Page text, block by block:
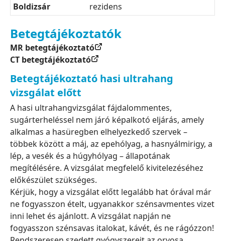
Boldizsár
rezidens
Betegtájékoztatók
MR betegtájékoztató
CT betegtájékoztató
Betegtájékoztató hasi ultrahang
vizsgálat előtt
A hasi ultrahangvizsgálat fájdalommentes,
sugárterheléssel nem járó képalkotó eljárás, amely
alkalmas a hasüregben elhelyezkedő szervek –
többek között a máj, az epehólyag, a hasnyálmirigy, a
lép, a vesék és a húgyhólyag – állapotának
megítélésére. A vizsgálat megfelelő kivitelezéséhez
előkészület szükséges.
Kérjük, hogy a vizsgálat előtt legalább hat órával már
ne fogyasszon ételt, ugyanakkor szénsavmentes vizet
inni lehet és ajánlott. A vizsgálat napján ne
fogyasszon szénsavas italokat, kávét, és ne rágózzon!